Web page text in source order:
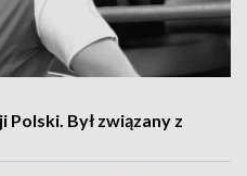
Był związany z